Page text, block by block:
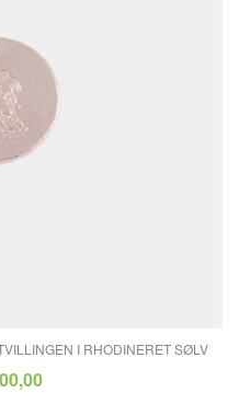
I RHODINERET SØLV